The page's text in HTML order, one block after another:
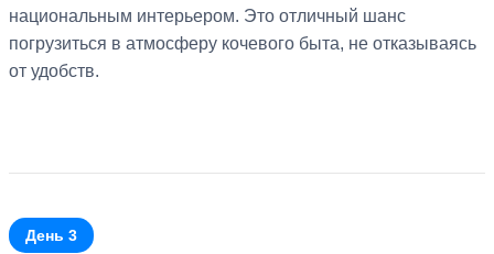
национальным интерьером. Это отличный шанс
погрузиться в атмосферу кочевого быта, не отказываясь
от удобств.
День 3